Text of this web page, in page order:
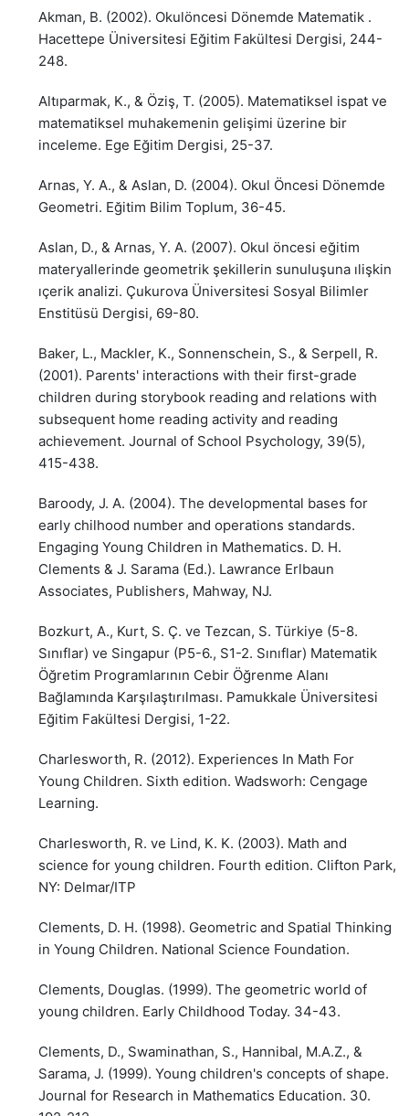
Akman, B. (2002). Okulöncesi Dönemde Matematik .
Hacettepe Üniversitesi Eğitim Fakültesi Dergisi, 244-
248.
Altıparmak, K., & Öziş, T. (2005). Matematiksel ispat ve
matematiksel muhakemenin gelişimi üzerine bir
inceleme. Ege Eğitim Dergisi, 25-37.
Arnas, Y. A., & Aslan, D. (2004). Okul Öncesi Dönemde
Geometri. Eğitim Bilim Toplum, 36-45.
Aslan, D., & Arnas, Y. A. (2007). Okul öncesi eğitim
materyallerinde geometrik şekillerin sunuluşuna ılişkin
ıçerik analizi. Çukurova Üniversitesi Sosyal Bilimler
Enstitüsü Dergisi, 69-80.
Baker, L., Mackler, K., Sonnenschein, S., & Serpell, R.
(2001). Parents' interactions with their first-grade
children during storybook reading and relations with
subsequent home reading activity and reading
achievement. Journal of School Psychology, 39(5),
415-438.
Baroody, J. A. (2004). The developmental bases for
early chilhood number and operations standards.
Engaging Young Children in Mathematics. D. H.
Clements & J. Sarama (Ed.). Lawrance Erlbaun
Associates, Publishers, Mahway, NJ.
Bozkurt, A., Kurt, S. Ç. ve Tezcan, S. Türkiye (5-8.
Sınıflar) ve Singapur (P5-6., S1-2. Sınıflar) Matematik
Öğretim Programlarının Cebir Öğrenme Alanı
Bağlamında Karşılaştırılması. Pamukkale Üniversitesi
Eğitim Fakültesi Dergisi, 1-22.
Charlesworth, R. (2012). Experiences In Math For
Young Children. Sixth edition. Wadsworh: Cengage
Learning.
Charlesworth, R. ve Lind, K. K. (2003). Math and
science for young children. Fourth edition. Clifton Park,
NY: Delmar/ITP
Clements, D. H. (1998). Geometric and Spatial Thinking
in Young Children. National Science Foundation.
Clements, Douglas. (1999). The geometric world of
young children. Early Childhood Today. 34-43.
Clements, D., Swaminathan, S., Hannibal, M.A.Z., &
Sarama, J. (1999). Young children's concepts of shape.
Journal for Research in Mathematics Education. 30.